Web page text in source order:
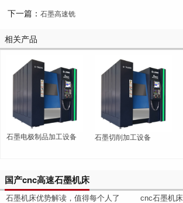
下一篇： 石墨高速铣
相关产品
石墨电极制品加工设备 石墨切削加工设备
国产cnc高速石墨机床
石墨机床优势解读，值得每个人了
cnc石墨机